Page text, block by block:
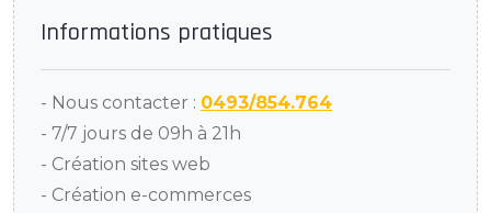
Informations pratiques
- Nous contacter : 0493/854.764
- 7/7 jours de 09h à 21h
- Création sites web
- Création e-commerces